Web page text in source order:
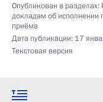
Опубликован в разделах:
докладам об исполнении
приёма
Дата публикации: 17
Текстовая версия